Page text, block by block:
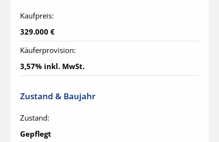
Kaufpreis:
329.000 €
Käuferprovision:
3,57% inkl. MwSt.
Zustand & Baujahr
Zustand:
Gepflegt